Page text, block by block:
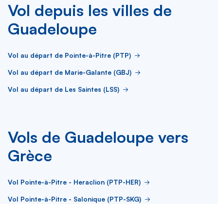
Vol depuis les villes de
Guadeloupe
Vol au départ de Pointe-à-Pitre (PTP)
Vol au départ de Marie-Galante (GBJ)
Vol au départ de Les Saintes (LSS)
Vols de Guadeloupe vers
Grèce
Vol Pointe-à-Pitre - Heraclion (PTP-HER)
Vol Pointe-à-Pitre - Salonique (PTP-SKG)